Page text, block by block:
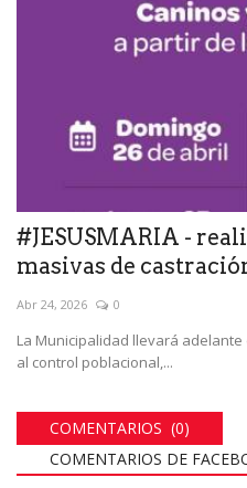
#JESUSMARIA -
masivas de
Abr 24, 2026 0
La Municipalidad llevará
al control poblacional,...
COMENTARIOS (0)
COMENTARIOS DE